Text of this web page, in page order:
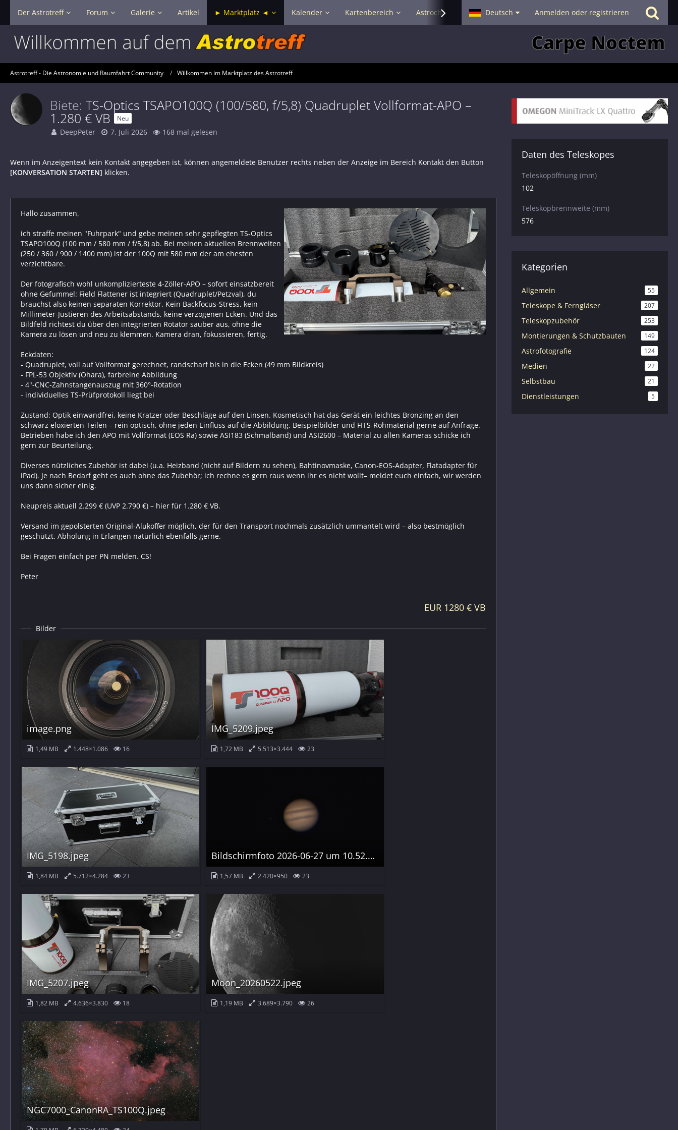
Der Astrotreff Forum Galerie Artikel ► Marktplatz ◄ Kalender Kartenbereich Astrochat - Smalltalk Hilfe
Deutsch Anmelden oder registrieren
Astrotreff - Die Astronomie und Raumfahrt Community Willkommen im Marktplatz des Astrotreff
Biete TS-Optics TSAPO100Q (100/580, f/5,8) Quadruplet Vollformat-APO –
1.280 € VB Neu
DeepPeter 7. Juli 2026 168 mal gelesen
Wenn im Anzeigentext kein Kontakt angegeben ist, können angemeldete Benutzer rechts neben der Anzeige im Bereich Kontakt den Button
[KONVERSATION STARTEN] klicken.
Hallo zusammen,
ich straffe meinen "Fuhrpark" und gebe meinen sehr gepflegten TS-Optics
TSAPO100Q (100 mm / 580 mm / f/5,8) ab. Bei meinen aktuellen Brennweiten
(250 / 360 / 900 / 1400 mm) ist der 100Q mit 580 mm der am ehesten
verzichtbare.
Der fotografisch wohl unkomplizierteste 4-Zöller-APO – sofort einsatzbereit
ohne Gefummel: Field Flattener ist integriert (Quadruplet/Petzval), du
brauchst also keinen separaten Korrektor. Kein Backfocus-Stress, kein
Millimeter-Justieren des Arbeitsabstands, keine verzogenen Ecken. Und das
Bildfeld richtest du über den integrierten Rotator sauber aus, ohne die
Kamera zu lösen und neu zu klemmen. Kamera dran, fokussieren, fertig.
Eckdaten:
- Quadruplet, voll auf Vollformat gerechnet, randscharf bis in die Ecken (49 mm Bildkreis)
- FPL-53 Objektiv (Ohara), farbreine Abbildung
- 4"-CNC-Zahnstangenauszug mit 360°-Rotation
- individuelles TS-Prüfprotokoll liegt bei
Zustand: Optik einwandfrei, keine Kratzer oder Beschläge auf den Linsen. Kosmetisch hat das Gerät ein leichtes Bronzing an den
schwarz eloxierten Teilen – rein optisch, ohne jeden Einfluss auf die Abbildung. Beispielbilder und FITS-Rohmaterial gerne auf Anfrage.
Betrieben habe ich den APO mit Vollformat (EOS Ra) sowie ASI183 (Schmalband) und ASI2600 – Material zu allen Kameras schicke ich
gern zur Beurteilung.
Diverses nützliches Zubehör ist dabei (u.a. Heizband (nicht auf Bildern zu sehen), Bahtinovmaske, Canon-EOS-Adapter, Flatadapter für
iPad). Je nach Bedarf geht es auch ohne das Zubehör; ich rechne es gern raus wenn ihr es nicht wollt– meldet euch einfach, wir werden
uns dann sicher einig.
Neupreis aktuell 2.299 € (UVP 2.790 €) – hier für 1.280 € VB.
Versand im gepolsterten Original-Alukoffer möglich, der für den Transport nochmals zusätzlich ummantelt wird – also bestmöglich
geschützt. Abholung in Erlangen natürlich ebenfalls gerne.
Bei Fragen einfach per PN melden. CS!
Peter
EUR 1280 € VB
Bilder
image.png
1,49 MB 1.448×1.086 16
IMG_5209.jpeg
1,72 MB 5.513×3.444 23
IMG_5198.jpeg
1,84 MB 5.712×4.284 23
Bildschirmfoto 2026-06-27 um 10.52.40.png
1,57 MB 2.420×950 23
IMG_5207.jpeg
1,82 MB 4.636×3.830 18
Moon_20260522.jpeg
1,19 MB 3.689×3.790 26
NGC7000_CanonRA_TS100Q.jpeg
Daten des Teleskopes
Teleskopöffnung (mm)
102
Teleskopbrennweite (mm)
576
Kategorien
Allgemein 55
Teleskope & Ferngläser 207
Teleskopzubehör 253
Montierungen & Schutzbauten 149
Astrofotografie 124
Medien 22
Selbstbau 21
Dienstleistungen 5